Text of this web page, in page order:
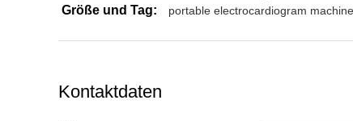
Größe und Tag:
portable electrocardiogram machine
Kontaktdaten